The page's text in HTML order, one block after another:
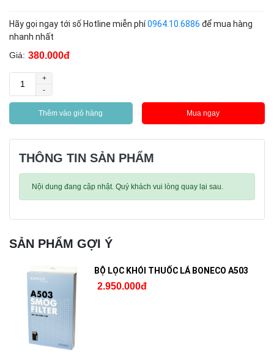
Hãy gọi ngay tới số Hotline miễn phí0964.10.6886 để mua hàng
nhanh nhất
Giá: 380.000đ
-
+
Thêm vào giỏ hàng Mua ngay
THÔNG TIN SẢN PHẨM
Nội dung đang cập nhật. Quý khách vui lòng quay lại sau.
SẢN PHẨM GỢI Ý
BỘ LỌC KHÓI THUỐC LÁ BONECO A503
2.950.000đ